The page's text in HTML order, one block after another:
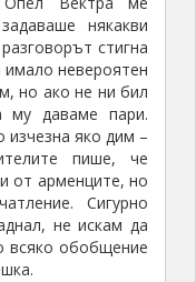
някакви
стигна
невероятен
но ако не ни бил
му даваме пари.
изчезна яко дим –
пише, че
от арменците, но
Сигурно
не искам да
обобщение